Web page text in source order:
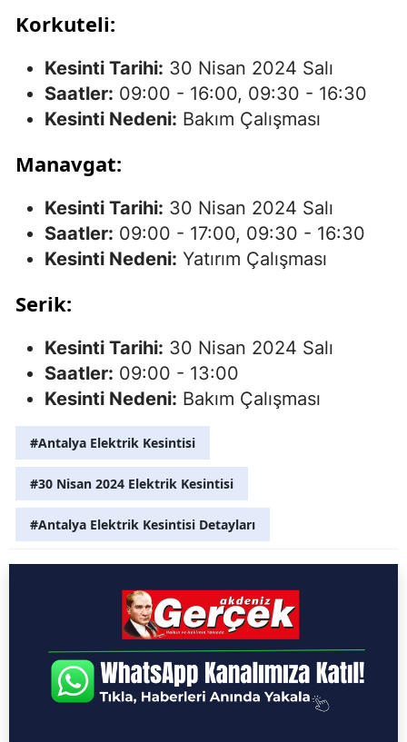
Korkuteli:
Kesinti Tarihi: 30 Nisan 2024 Salı
Saatler: 09:00 - 16:00, 09:30 - 16:30
Kesinti Nedeni: Bakım Çalışması
Manavgat:
Kesinti Tarihi: 30 Nisan 2024 Salı
Saatler: 09:00 - 17:00, 09:30 - 16:30
Kesinti Nedeni: Yatırım Çalışması
Serik:
Kesinti Tarihi: 30 Nisan 2024 Salı
Saatler: 09:00 - 13:00
Kesinti Nedeni: Bakım Çalışması
#Antalya Elektrik Kesintisi
#30 Nisan 2024 Elektrik Kesintisi
#Antalya Elektrik Kesintisi Detayları